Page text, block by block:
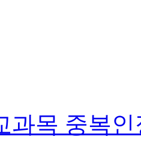
과목 중복